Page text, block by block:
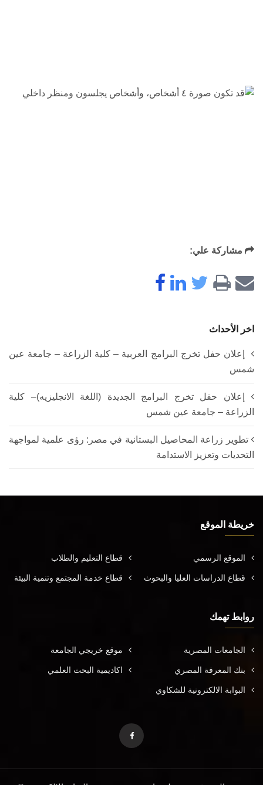
مشاركة علي:
اخر الأحداث
إعلان حفل تخرج البرامج العربية – كلية الزراعة – جامعة عين
شمس
إعلان حفل تخرج البرامج الجديدة (اللغة الانجليزيه)– كلية
الزراعة – جامعة عين شمس
تطوير زراعة المحاصيل البستانية في مصر: رؤى علمية لمواجهة
التحديات وتعزيز الاستدامة
خريطة الموقع
الموقع الرسمي قطاع التعليم والطلاب
قطاع الدراسات العليا والبحوث قطاع خدمة المجتمع وتنمية البيئة
روابط تهمك
الجامعات المصرية موقع خريجي الجامعة
بنك المعرفة المصري اكاديمية البحث العلمي
البوابة الالكترونية للشكاوي